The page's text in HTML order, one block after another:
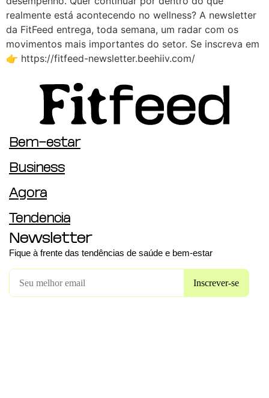
realmente está acontecendo no wellness? A newsletter
da FitFeed entrega, toda semana, um radar com os
movimentos mais importantes do setor. Se inscreva em
👉 https://fitfeed-newsletter.beehiiv.com/
Bem-estar
Business
Agora
Tendência
Newsletter
Fique à frente das tendências de saúde e bem-estar